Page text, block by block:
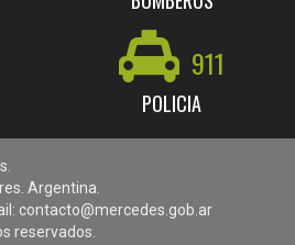
911
POLICIA
Argentina.
contacto@mercedes.gob.ar
reservados.